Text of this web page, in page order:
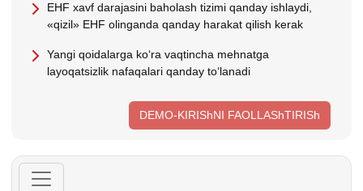
EHF хavf darajasini baholash tizimi qanday ishlaydi,
«qizil» EHF olinganda qanday harakat qilish kerak
Yangi qoidalarga koʻra vaqtincha mehnatga
layoqatsizlik nafaqalari qanday toʻlanadi
DEMO-KIRIShNI FAOLLAShTIRISh